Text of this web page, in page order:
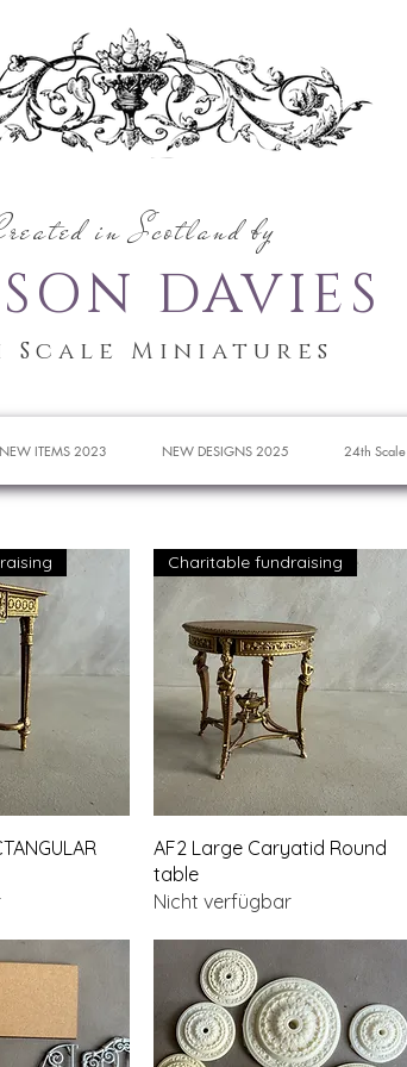
in Scotland by
DAVIES
Scale Miniatures
NEW ITEMS 2023 NEW DESIGNS 2025 24th Scale
Schnellansicht
Charitable fundraising
AF2 Large Caryatid Round
table
Nicht verfügbar